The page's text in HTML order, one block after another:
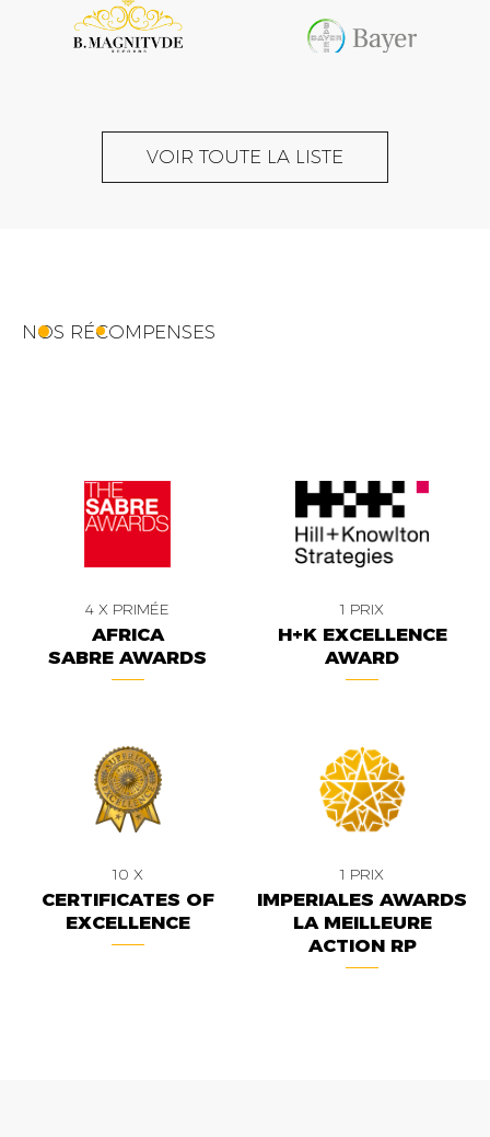
VOIR TOUTE LA LISTE
NOS RÉCOMPENSES
4 X PRIMÉE
AFRICA
SABRE AWARDS
1 PRIX
H+K EXCELLENCE
AWARD
10 X
CERTIFICATES OF
EXCELLENCE
1 PRIX
IMPERIALES AWARDS
LA MEILLEURE
ACTION RP